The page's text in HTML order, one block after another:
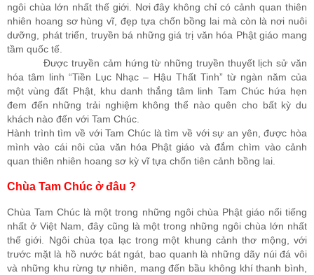
ngôi chùa lớn nhất thế giới. Nơi đây không chỉ có cảnh quan thiên
nhiên hoang sơ hùng vĩ, đẹp tựa chốn bồng lai mà còn là nơi nuôi
dưỡng, phát triển, truyền bá những giá trị văn hóa Phật giáo mang
tầm quốc tế.
Được truyền cảm hứng từ những truyền thuyết lịch sử văn
hóa tâm linh “Tiền Lục Nhạc – Hậu Thất Tinh” từ ngàn năm của
một vùng đất Phật, khu danh thắng tâm linh Tam Chúc hứa hẹn
đem đến những trải nghiệm không thể nào quên cho bất kỳ du
khách nào đến với Tam Chúc.
Hành trình tìm về với Tam Chúc là tìm về với sự an yên, được hòa
mình vào cái nôi của văn hóa Phật giáo và đắm chìm vào cảnh
quan thiên nhiên hoang sơ kỳ vĩ tựa chốn tiên cảnh bồng lai.
Chùa Tam Chúc ở đâu ?
Chùa Tam Chúc là một trong những ngôi chùa Phật giáo nổi tiếng
nhất ở Việt Nam, đây cũng là một trong những ngôi chùa lớn nhất
thế giới. Ngôi chùa tọa lạc trong một khung cảnh thơ mộng, với
trước mặt là hồ nước bát ngát, bao quanh là những dãy núi đá vôi
và những khu rừng tự nhiên, mang đến bầu không khí thanh bình,